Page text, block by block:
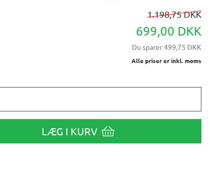
1.198,75 DKK
699,00 DKK
Du sparer499,75 DKK
Alle priser er inkl. moms
LÆG I KURV